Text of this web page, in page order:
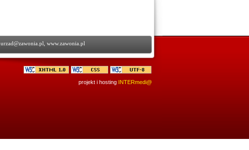
urzad@zawonia.pl www.zawonia.pl
projekt i hosting INTERmedi@